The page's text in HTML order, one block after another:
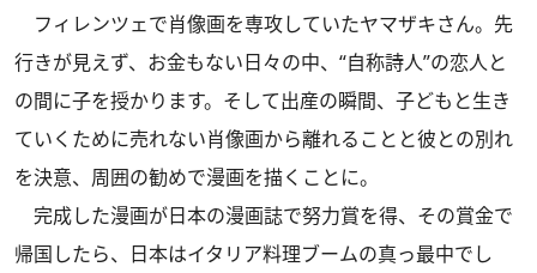
フィレンツェで肖像画を専攻していたヤマザキさん。先
行きが見えず、お金もない日々の中、“自称詩人”の恋人と
の間に子を授かります。そして出産の瞬間、子どもと生き
ていくために売れない肖像画から離れることと彼との別れ
を決意、周囲の勧めで漫画を描くことに。
完成した漫画が日本の漫画誌で努力賞を得、その賞金で
帰国したら、日本はイタリア料理ブームの真っ最中でし